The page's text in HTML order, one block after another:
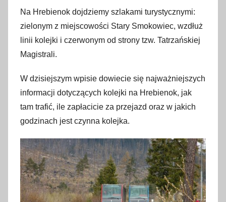
Na Hrebienok dojdziemy szlakami turystycznymi:
zielonym z miejscowości Stary Smokowiec, wzdłuż
linii kolejki i czerwonym od strony tzw. Tatrzańskiej
Magistrali.
W dzisiejszym wpisie dowiecie się najważniejszych
informacji dotyczących kolejki na Hrebienok, jak
tam trafić, ile zapłacicie za przejazd oraz w jakich
godzinach jest czynna kolejka.